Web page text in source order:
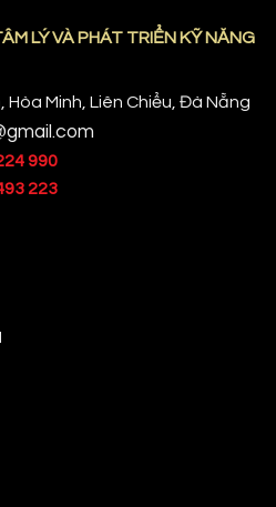
LÝ VÀ PHÁT TRIỂN KỸ NĂNG
Hòa Minh, Liên Chiểu, Đà Nẵng
990
223